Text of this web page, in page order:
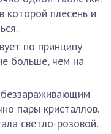
которой плесень и
по принципу
больше, чем на
пары кристаллов.
светло-розовой.